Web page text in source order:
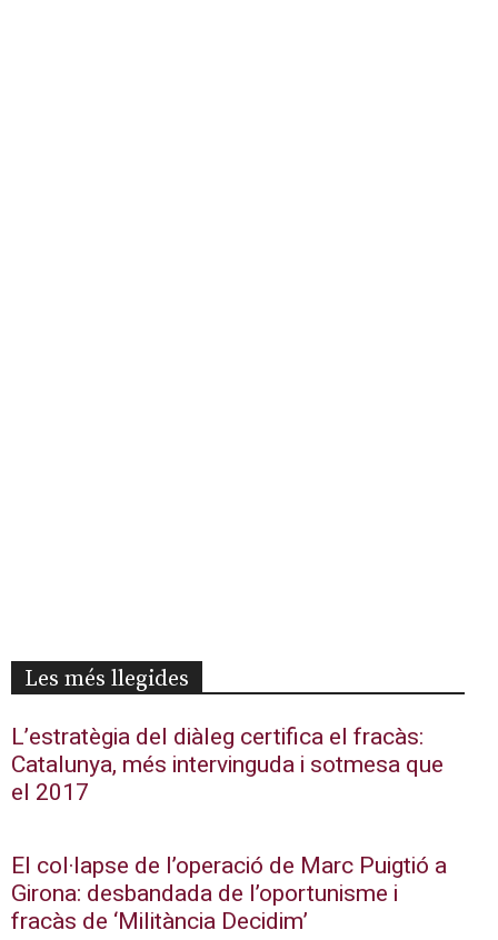
Les més llegides
L’estratègia del diàleg certifica el fracàs:
Catalunya, més intervinguda i sotmesa que
el 2017
El col·lapse de l’operació de Marc Puigtió a
Girona: desbandada de l’oportunisme i
fracàs de ‘Militància Decidim’